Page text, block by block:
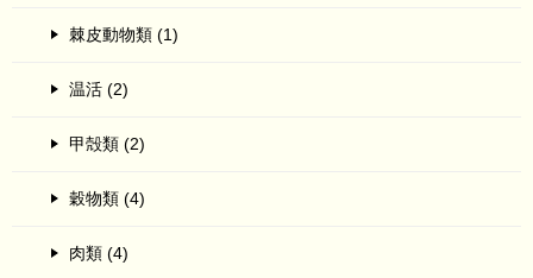
棘皮動物類 (1)
温活 (2)
甲殻類 (2)
穀物類 (4)
肉類 (4)